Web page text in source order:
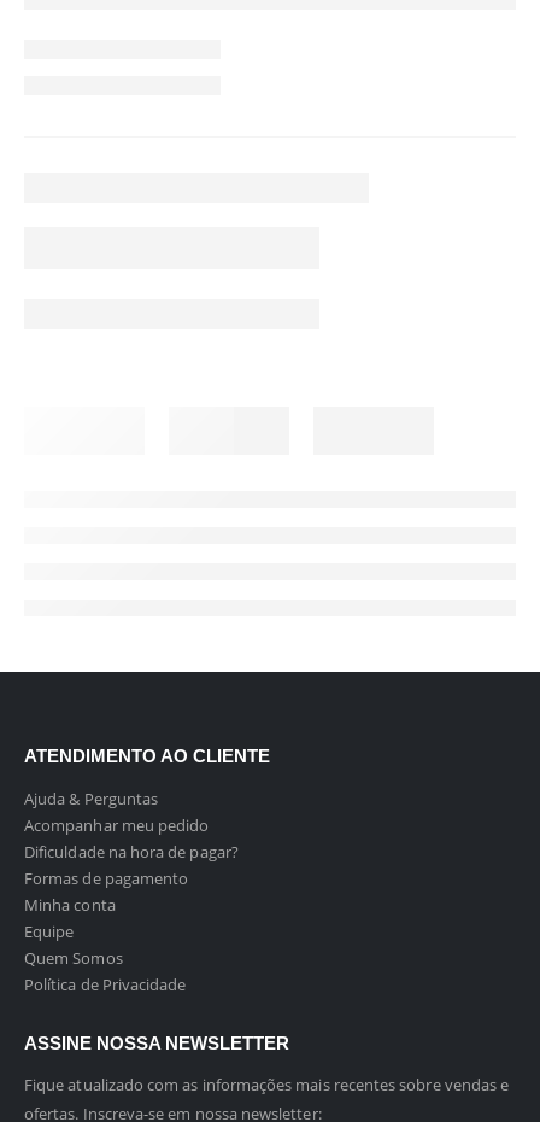
ATENDIMENTO AO CLIENTE
Ajuda & Perguntas
Acompanhar meu pedido
Dificuldade na hora de pagar?
Formas de pagamento
Minha conta
Equipe
Quem Somos
Política de Privacidade
ASSINE NOSSA NEWSLETTER
Fique atualizado com as informações mais recentes sobre vendas e
ofertas. Inscreva-se em nossa newsletter: